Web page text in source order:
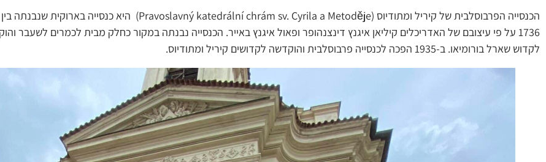
1736 על פי עיצובם של האדריכלים קיליאן איגנץ דינצנהופר ופאול איגנץ באייר. הכנסייה נבנתה במקור כחלק מבית לכמרים לשעבר
לקדוש שארל בורומיאו. ב-1935 הפכה לכנסייה פרבוסלבית והוקדשה לקדושים קיריל ומתודיוס.